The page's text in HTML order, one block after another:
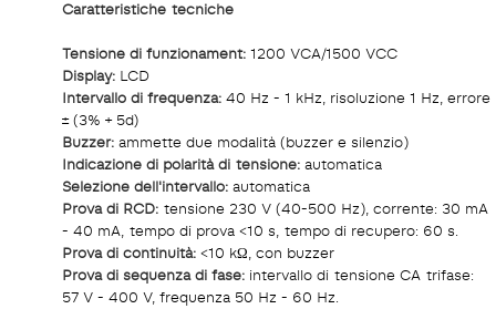
Caratteristiche tecniche
Tensione di funzionament:1200 VCA/1500 VCC
Display:LCD
Intervallo di frequenza:40 Hz - 1 kHz, risoluzione 1 Hz, errore
± (3% + 5d)
Buzzer:ammette due modalità (buzzer e silenzio)
Indicazione di polarità di tensione:automatica
Selezione dell'intervallo:automatica
Prova di RCD:tensione 230 V (40-500 Hz), corrente: 30 mA
- 40 mA, tempo di prova <10 s, tempo di recupero: 60 s.
Prova di continuità:<10 kΩ, con buzzer
Prova di sequenza di fase:intervallo di tensione CA trifase:
57 V - 400 V, frequenza 50 Hz - 60 Hz.